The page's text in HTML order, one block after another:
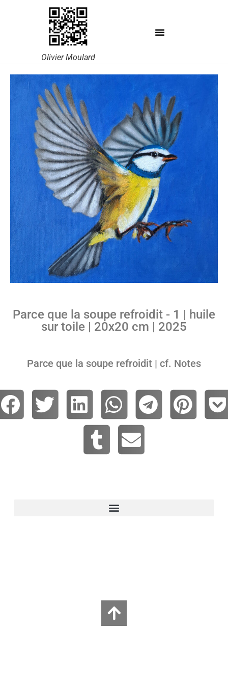
Olivier Moulard
Parce que la soupe refroidit - 1 | huile
sur toile | 20x20 cm | 2025
Parce que la soupe refroidit | cf. Notes